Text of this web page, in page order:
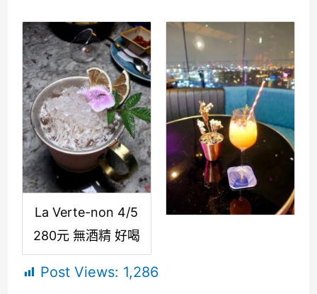
La Verte-non 4/5
280元 無酒精 好喝
Post Views: 1,286